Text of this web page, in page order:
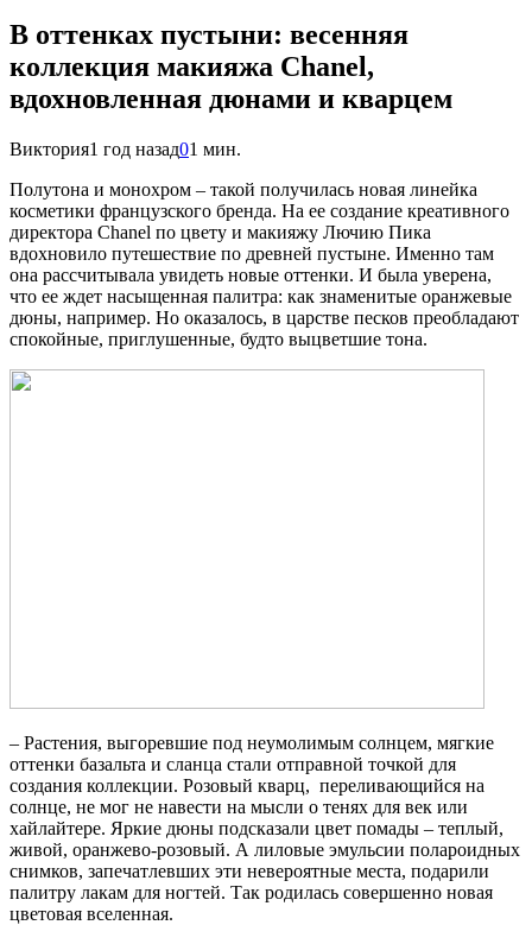
В оттенках пустыни: весенняя
коллекция макияжа Chanel,
вдохновленная дюнами и кварцем
Виктория1 год назад01 мин.
Полутона и монохром – такой получилась новая линейка
косметики французского бренда. На ее создание креативного
директора Chanel по цвету и макияжу Лючию Пика
вдохновило путешествие по древней пустыне. Именно там
она рассчитывала увидеть новые оттенки. И была уверена,
что ее ждет насыщенная палитра: как знаменитые оранжевые
дюны, например. Но оказалось, в царстве песков преобладают
спокойные, приглушенные, будто выцветшие тона.
– Растения, выгоревшие под неумолимым солнцем, мягкие
оттенки базальта и сланца стали отправной точкой для
создания коллекции. Розовый кварц, переливающийся на
солнце, не мог не навести на мысли о тенях для век или
хайлайтере. Яркие дюны подсказали цвет помады – теплый,
живой, оранжево-розовый. А лиловые эмульсии полароидных
снимков, запечатлевших эти невероятные места, подарили
палитру лакам для ногтей. Так родилась совершенно новая
цветовая вселенная.